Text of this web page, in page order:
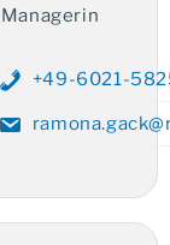
Managerin
+49-6021-